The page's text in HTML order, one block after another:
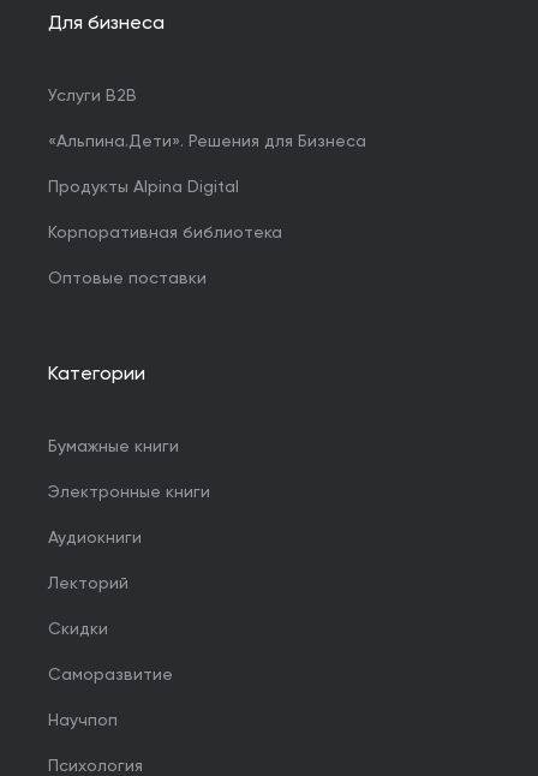
Для бизнеса
Услуги B2B
«Альпина.Дети». Решения для Бизнеса
Продукты Alpina Digital
Корпоративная библиотека
Оптовые поставки
Категории
Бумажные книги
Электронные книги
Аудиокниги
Лекторий
Скидки
Саморазвитие
Научпоп
Психология